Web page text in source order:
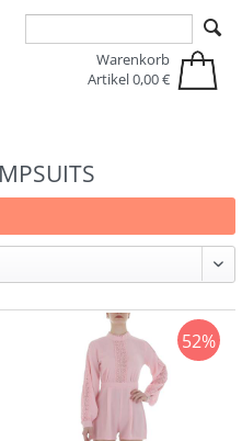
Hauptinhalt springen
Warenkorb
Artikel0,00 €
52%